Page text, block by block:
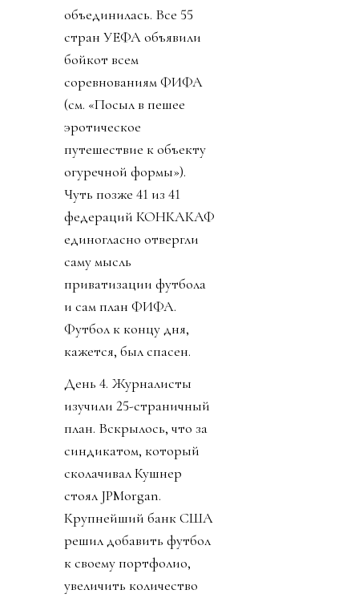
объединилась. Все 55
стран УЕФА объявили
бойкот всем
соревнованиям ФИФА
(см. «Посыл в пешее
эротическое
путешествие к объекту
огуречной формы»).
Чуть позже 41 из 41
федераций КОНКАКАФ
единогласно отвергли
саму мысль
приватизации футбола
и сам план ФИФА.
Футбол к концу дня,
кажется, был спасен.
День 4. Журналисты
изучили 25-страничный
план. Вскрылось, что за
синдикатом, который
сколачивал Кушнер
стоял JPMorgan.
Крупнейший банк США
решил добавить футбол
к своему портфолио,
увеличить количество